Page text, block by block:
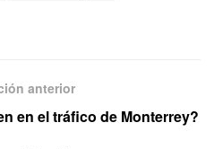
anterior
en el tráfico de Monterrey?